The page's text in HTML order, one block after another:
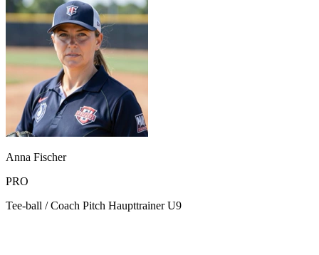
Anna Fischer
PRO
Tee-ball / Coach Pitch Haupttrainer U9